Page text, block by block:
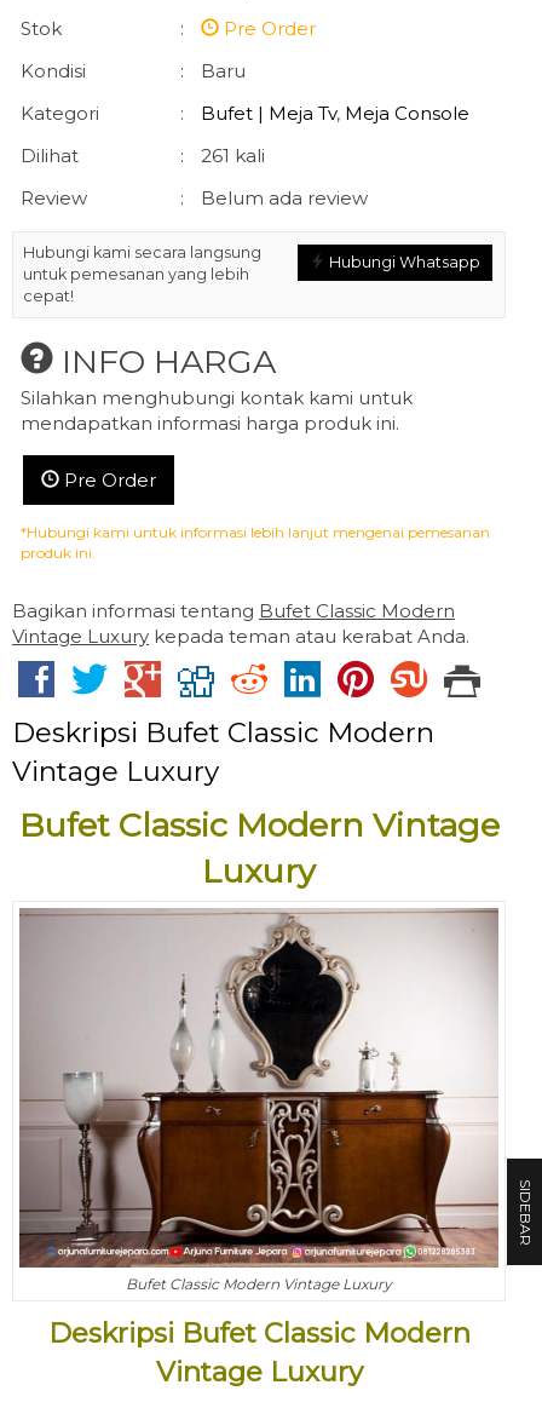
Stok
:
Pre Order
Kondisi
:
Baru
Kategori
: Bufet | Meja Tv, Meja Console
Dilihat
:
261 kali
Review
: Belum ada review
Hubungi Whatsapp
Hubungi kami secara langsung
untuk pemesanan yang lebih
cepat!
INFO HARGA
Silahkan menghubungi kontak kami untuk
mendapatkan informasi harga produk ini.
Pre Order
*Hubungi kami untuk informasi lebih lanjut mengenai pemesanan
produk ini.
Bagikan informasi tentang Bufet Classic Modern
Vintage Luxury kepada teman atau kerabat Anda.
Deskripsi Bufet Classic Modern
Vintage Luxury
Bufet Classic Modern Vintage
Luxury
Bufet Classic Modern Vintage Luxury
Deskripsi Bufet Classic Modern
Vintage Luxury
SIDEBAR